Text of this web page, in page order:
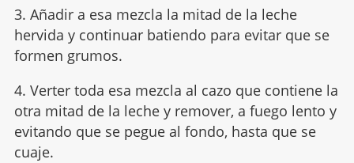
3. Añadir a esa mezcla la mitad de la leche
hervida y continuar batiendo para evitar que se
formen grumos.
4. Verter toda esa mezcla al cazo que contiene la
otra mitad de la leche y remover, a fuego lento y
evitando que se pegue al fondo, hasta que se
cuaje.